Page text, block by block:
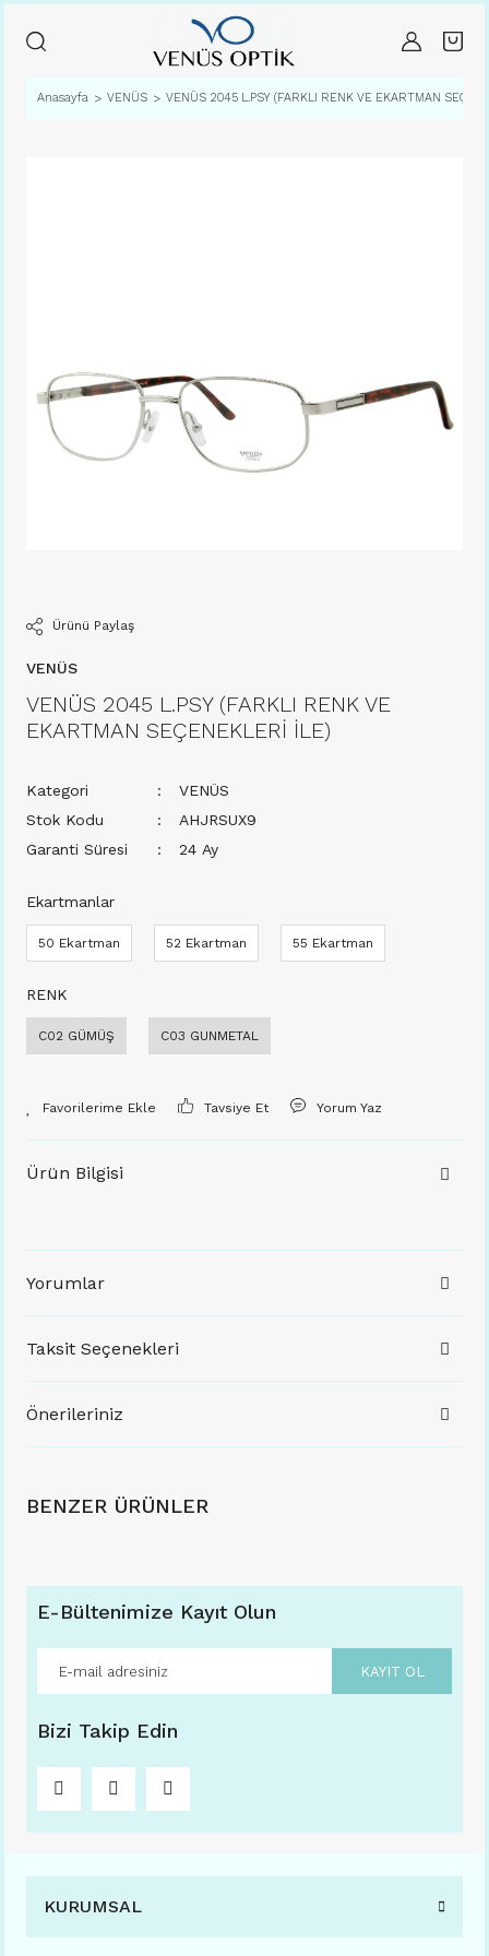
Anasayfa VENÜS VENÜS 2045 L.PSY (FARKLI RENK VE EKARTMAN
Ürünü Paylaş
VENÜS
VENÜS 2045 L.PSY (FARKLI RENK VE
EKARTMAN SEÇENEKLERİ İLE)
Kategori
VENÜS
Stok Kodu
AHJRSUX9
Garanti Süresi
24 Ay
Ekartmanlar
50 Ekartman 52 Ekartman 55 Ekartman
RENK
C02 GÜMÜŞ C03 GUNMETAL
Tavsiye Et Yorum Yaz
Ürün Bilgisi
Yorumlar
Taksit Seçenekleri
Önerileriniz
BENZER ÜRÜNLER
E-Bültenimize Kayıt Olun
KAYIT OL
Bizi Takip Edin
KURUMSAL